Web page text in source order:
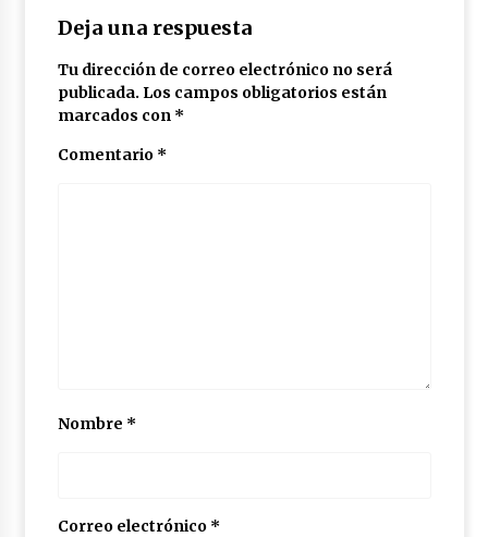
Deja una respuesta
Tu dirección de correo electrónico no será
publicada. Los campos obligatorios están
marcados con *
Comentario *
Nombre *
Correo electrónico *